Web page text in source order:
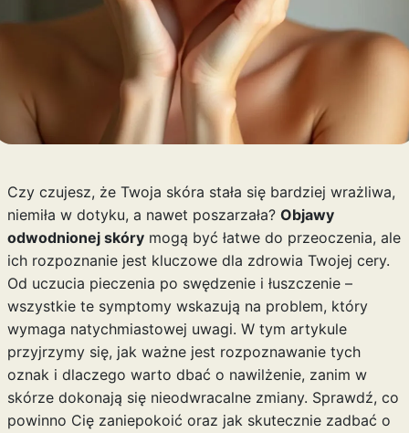
Czy czujesz, że Twoja skóra stała się bardziej wrażliwa,
niemiła w dotyku, a nawet poszarzała? Objawy
odwodnionej skórymogą być łatwe do przeoczenia, ale
ich rozpoznanie jest kluczowe dla zdrowia Twojej cery.
Od uczucia pieczenia po swędzenie i łuszczenie –
wszystkie te symptomy wskazują na problem, który
wymaga natychmiastowej uwagi. W tym artykule
przyjrzymy się, jak ważne jest rozpoznawanie tych
oznak i dlaczego warto dbać o nawilżenie, zanim w
skórze dokonają się nieodwracalne zmiany. Sprawdź, co
powinno Cię zaniepokoić oraz jak skutecznie zadbać o